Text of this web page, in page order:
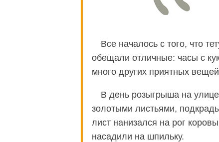
Все началось с того, что
обещали отличные: часы с
много других приятных
В день розыгрыша на
золотыми листьями,
лист нанизался на рог
насадили на шпильку.